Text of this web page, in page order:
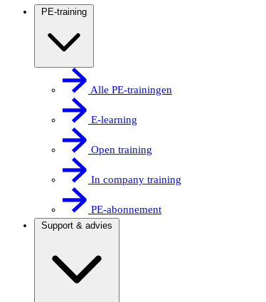
PE-training
Alle PE-trainingen
E-learning
Open training
In company training
PE-abonnement
Support & advies